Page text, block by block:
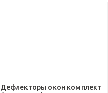
Дефлекторы окон комплект